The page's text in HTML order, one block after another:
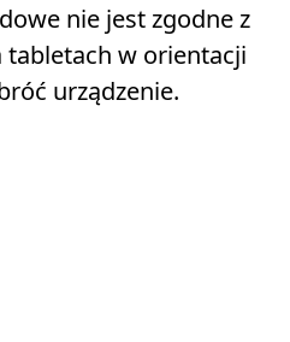
nie jest zgodne z
w orientacji
urządzenie.